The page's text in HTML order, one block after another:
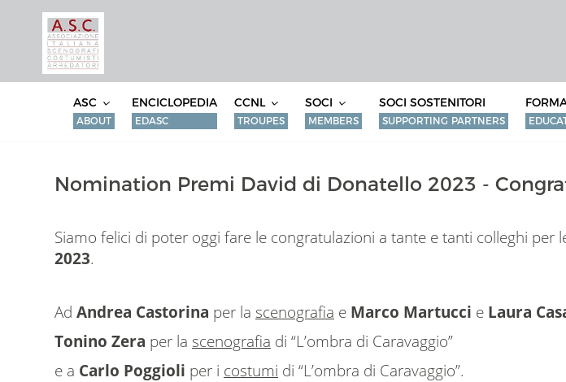
ASC
ABOUT
ENCICLOPEDIA
EDASC
CCNL
TROUPES
SOCI
MEMBERS
SOCI SOSTENITORI
SUPPORTING PARTNERS
Nomination Premi David di Donatello 2023 -
Siamo felici di poter oggi fare le congratulazioni a tante e tanti colleghi per
2023.
Ad Andrea Castorina per la scenografia e Marco Martucci e Laura
Tonino Zera per la scenografia di “L’ombra di Caravaggio”
e a Carlo Poggioli per i costumi di “L’ombra di Caravaggio”.